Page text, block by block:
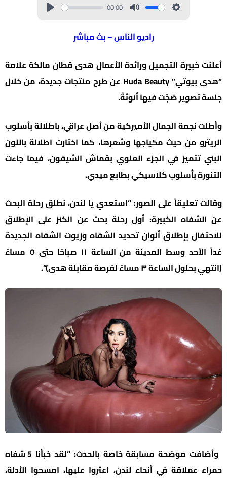
00:00
راديو الناس – بث مباشر
أعلنت خبيرة التجميل ورائدة الأعمال هدى قطان مالكة علامة
“هدى بيوتي” Huda Beauty عن طرح منتجات جديدة، من خلال
جلسة تصوير ضجّت فيها أنوثةً.
وأطلت نجمة الجمال الأميركية من أصل عراقي، باطلالة بأسلوب
الريترو من حيث مكياجها وشعرها، كما اختارت اطلالة باللون
البني تتميز في الجزء العلوي بقماش الشيفون، فيما جاءت
التنورة بأسلوب كلاسيكي بطابع ميدي.
وقالت تعليقاً على الصور: “استعدي يا لندن، نطلق رحلة البحث
عن الشفاه الكبيرة: أول رحلة بحث عن الكنز على الإطلاق
للاحتفال بإطلاق ألوان تحديد الشفاه وزيوت الشفاه الجديدة
غداً الأحد وسط المدينة من الساعة ١١ صباحًا حتى ٥ مساءً
(انتهي بحلول الساعة ٣ مساءً لفرصة مقابلة هدى)”.
وأضافت موضحة مسابقة خاصة بالحدث: “لقد خبأنا 5 شفاه
حمراء عملاقة في أنحاء لندن، اعثروا عليها، امسحوا الأدلة،